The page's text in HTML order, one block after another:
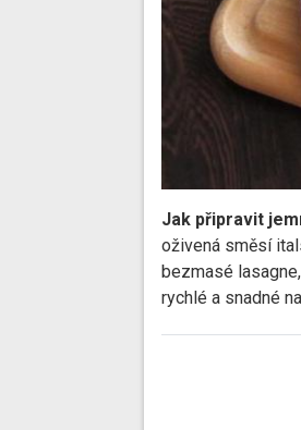
Jak připravit
oživená směsí
bezmasé
rychlé a snadné